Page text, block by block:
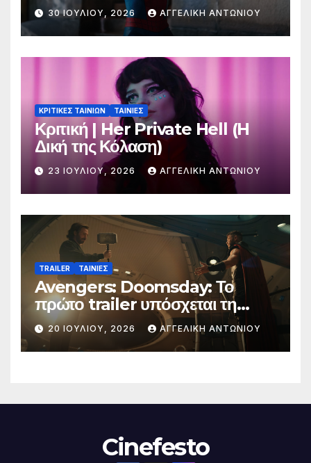
30 ΙΟΥΛΊΟΥ, 2026 ΑΓΓΕΛΙΚΉ ΑΝΤΩΝΊΟΥ
ΚΡΙΤΙΚΕΣ ΤΑΙΝΙΩΝ ΤΑΙΝΙΕΣ
Κριτική | Her Private Hell (H
Δική της Κόλαση)
23 ΙΟΥΛΊΟΥ, 2026 ΑΓΓΕΛΙΚΉ ΑΝΤΩΝΊΟΥ
TRAILER ΤΑΙΝΙΕΣ
Avengers: Doomsday: Το
πρώτο trailer υπόσχεται τη
μεγαλύτερη μάχη στην ιστορία
της Marvel
20 ΙΟΥΛΊΟΥ, 2026 ΑΓΓΕΛΙΚΉ ΑΝΤΩΝΊΟΥ
Cinefesto